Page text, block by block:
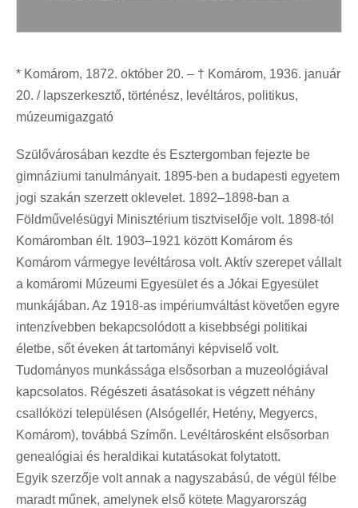
* Komárom, 1872. október 20. – † Komárom, 1936. január
20. / lapszerkesztő, történész, levéltáros, politikus,
múzeumigazgató
Szülővárosában kezdte és Esztergomban fejezte be
gimnáziumi tanulmányait. 1895-ben a budapesti egyetem
jogi szakán szerzett oklevelet. 1892–1898-ban a
Földművelésügyi Minisztérium tisztviselője volt. 1898-tól
Komáromban élt. 1903–1921 között Komárom és
Komárom vármegye levéltárosa volt. Aktív szerepet vállalt
a komáromi Múzeumi Egyesület és a Jókai Egyesület
munkájában. Az 1918-as impériumváltást követően egyre
intenzívebben bekapcsolódott a kisebbségi politikai
életbe, sőt éveken át tartományi képviselő volt.
Tudományos munkássága elsősorban a muzeológiával
kapcsolatos. Régészeti ásatásokat is végzett néhány
csallóközi településen (Alsógellér, Hetény, Megyercs,
Komárom), továbbá Szímőn. Levéltárosként elsősorban
genealógiai és heraldikai kutatásokat folytatott.
Egyik szerzője volt annak a nagyszabású, de végül félbe
maradt műnek, amelynek első kötete Magyarország